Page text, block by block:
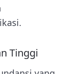
Tinggi